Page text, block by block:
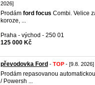
2026]
Prodám ford focus Combi. Velice
koroze, ...
Praha - východ - 250 01
125 000 Kč
převodovka Ford - TOP - [9.8. 2026]
Prodám repasovanou
/ Powersh ...